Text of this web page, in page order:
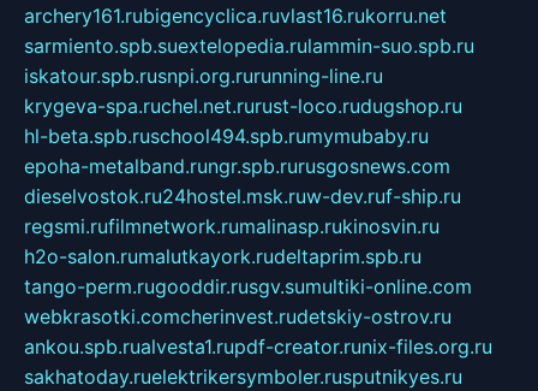
archery161.rubigencyclica.ruvlast16.rukorru.net
sarmiento.spb.suextelopedia.rulammin-suo.spb.ru
iskatour.spb.rusnpi.org.rurunning-line.ru
krygeva-spa.ruchel.net.rurust-loco.rudugshop.ru
hl-beta.spb.ruschool494.spb.rumymubaby.ru
epoha-metalband.rungr.spb.rurusgosnews.com
dieselvostok.ru24hostel.msk.ruw-dev.ruf-ship.ru
regsmi.rufilmnetwork.rumalinasp.rukinosvin.ru
h2o-salon.rumalutkayork.rudeltaprim.spb.ru
tango-perm.rugooddir.rusgv.sumultiki-online.com
webkrasotki.comcherinvest.rudetskiy-ostrov.ru
ankou.spb.rualvesta1.rupdf-creator.runix-files.org.ru
sakhatoday.ruelektrikersymboler.rusputnikyes.ru